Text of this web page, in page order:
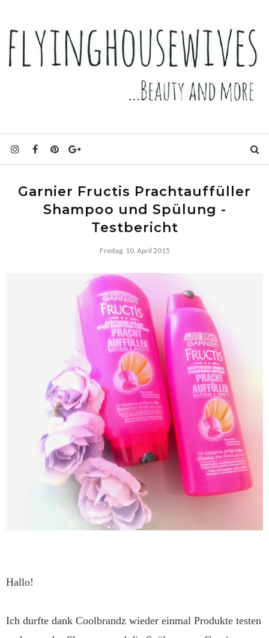
Garnier Fructis Prachtauffüller
Shampoo und Spülung -
Testbericht
Freitag, 10. April 2015
Hallo!
Ich durfte dank Coolbrandz wieder einmal Produkte testen